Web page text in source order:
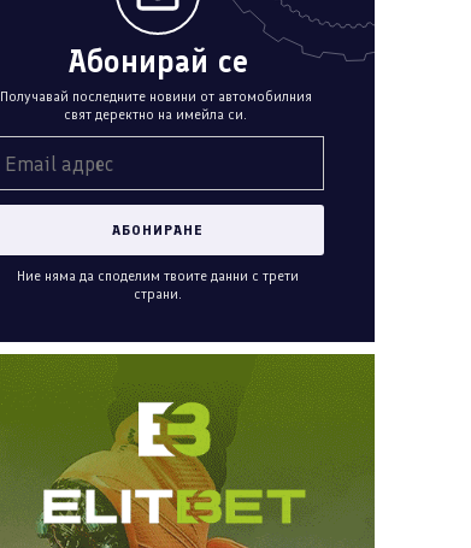
Абонирай се
Получавай последните новини от автомобилния
свят деректно на имейла си.
Ние няма да споделим твоите данни с трети
страни.